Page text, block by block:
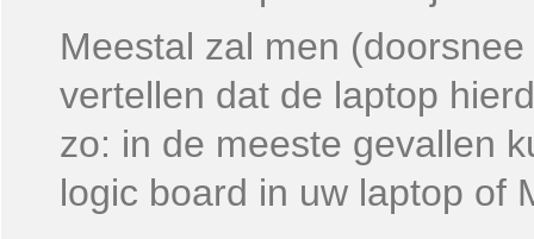
Meestal zal men
vertellen dat de laptop
zo: in de meeste gevallen
logic board in uw laptop of